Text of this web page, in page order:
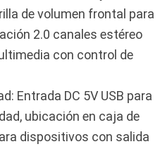
de volumen frontal para
2.0 canales estéreo
con control de
Entrada DC 5V USB para
ubicación en caja de
dispositivos con salida